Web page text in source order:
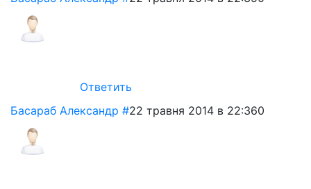
Ответить
Басараб Александр #22 травня 2014 в 22:360